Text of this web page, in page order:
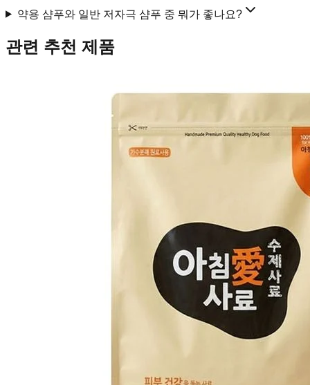
약용 샴푸와 일반 저자극 샴푸 중 뭐가 좋나요?
관련 추천 제품